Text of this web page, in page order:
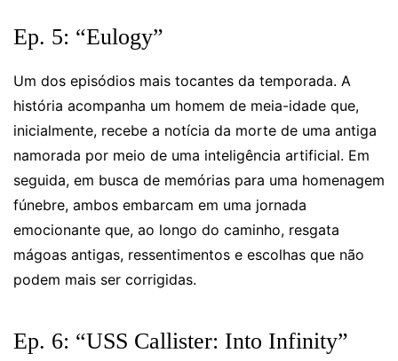
Ep. 5: “Eulogy”
Um dos episódios mais tocantes da temporada. A
história acompanha um homem de meia-idade que,
inicialmente, recebe a notícia da morte de uma antiga
namorada por meio de uma inteligência artificial. Em
seguida, em busca de memórias para uma homenagem
fúnebre, ambos embarcam em uma jornada
emocionante que, ao longo do caminho, resgata
mágoas antigas, ressentimentos e escolhas que não
podem mais ser corrigidas.
Ep. 6: “USS Callister: Into Infinity”